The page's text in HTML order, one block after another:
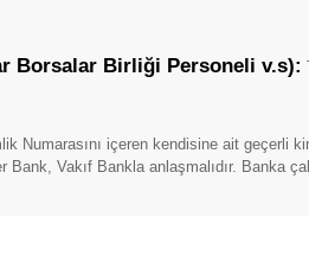
Borsalar Birliği Personeli v.s):
Numarasını içeren kendisine ait geçerli
Vakıf Bankla anlaşmalıdır. Banka